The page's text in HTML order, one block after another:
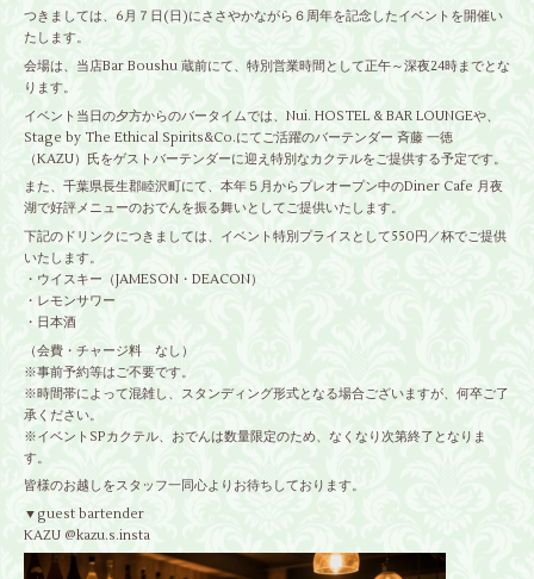
つきましては、6月７日(日)にささやかながら６周年を記念したイベントを開催い
たします。
会場は、当店Bar Boushu 蔵前にて、特別営業時間として正午～深夜24時までとな
ります。
イベント当日の夕方からのバータイムでは、Nui. HOSTEL & BAR LOUNGEや、
Stage by The Ethical Spirits&Co.にてご活躍のバーテンダー 斉藤 一徳
（KAZU）氏をゲストバーテンダーに迎え特別なカクテルをご提供する予定です。
また、千葉県長生郡睦沢町にて、本年５月からプレオープン中のDiner Cafe 月夜
湖で好評メニューのおでんを振る舞いとしてご提供いたします。
下記のドリンクにつきましては、イベント特別プライスとして550円／杯でご提供
いたします。
・ウイスキー（JAMESON・DEACON）
・レモンサワー
・日本酒
（会費・チャージ料 なし）
※事前予約等はご不要です。
※時間帯によって混雑し、スタンディング形式となる場合ございますが、何卒ご了
承ください。
※イベントSPカクテル、おでんは数量限定のため、なくなり次第終了となりま
す。
皆様のお越しをスタッフ一同心よりお待ちしております。
▼guest bartender
KAZU @kazu.s.insta